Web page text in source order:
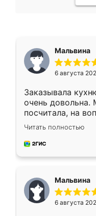
Мальвина
6 августа
Заказывала
очень
посчитала, на
Замерщик
делу со всей
за день, ребята
Читать полностью
Мальвина
6 августа